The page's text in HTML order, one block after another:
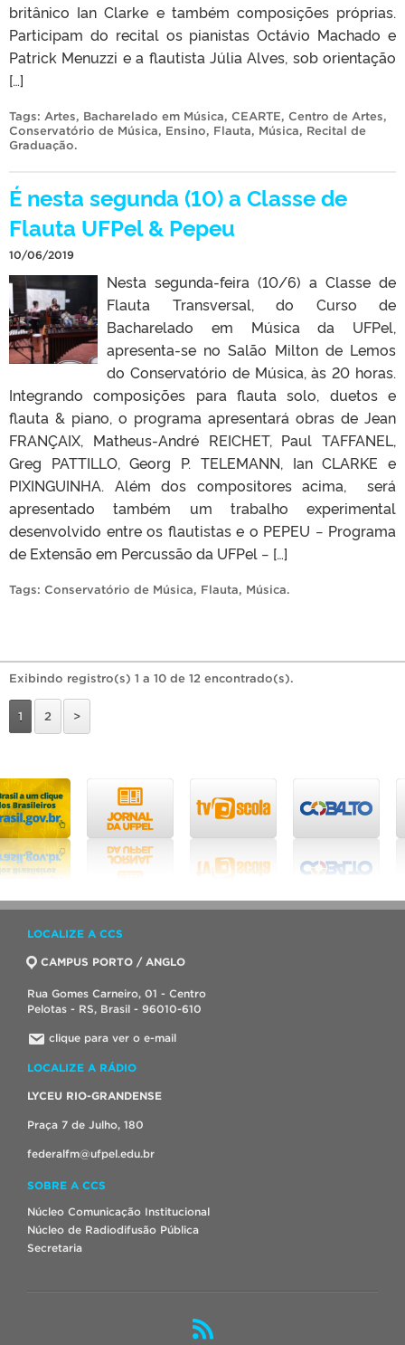
britânico Ian Clarke e também composições próprias.
Participam do recital os pianistas Octávio Machado e
Patrick Menuzzi e a flautista Júlia Alves, sob orientação
[…]
Tags: Artes, Bacharelado em Música, CEARTE, Centro de Artes,
Conservatório de Música, Ensino, Flauta, Música, Recital de
Graduação.
É nesta segunda (10) a Classe de
Flauta UFPel & Pepeu
10/06/2019
Nesta segunda-feira (10/6) a Classe de
Flauta Transversal, do Curso de
Bacharelado em Música da UFPel,
apresenta-se no Salão Milton de Lemos
do Conservatório de Música, às 20 horas.
Integrando composições para flauta solo, duetos e
flauta & piano, o programa apresentará obras de Jean
FRANÇAIX, Matheus-André REICHET, Paul TAFFANEL,
Greg PATTILLO, Georg P. TELEMANN, Ian CLARKE e
PIXINGUINHA. Além dos compositores acima, será
apresentado também um trabalho experimental
desenvolvido entre os flautistas e o PEPEU − Programa
de Extensão em Percussão da UFPel − […]
Tags: Conservatório de Música, Flauta, Música.
Exibindo registro(s) 1 a 10 de 12 encontrado(s).
1 2 >
LOCALIZE A CCS
CAMPUS PORTO / ANGLO
Rua Gomes Carneiro, 01 - Centro
Pelotas - RS, Brasil - 96010-610
clique para ver o e-mail
LOCALIZE A RÁDIO
LYCEU RIO-GRANDENSE
Praça 7 de Julho, 180
federalfm@ufpel.edu.br
SOBRE A CCS
Núcleo Comunicação Institucional
Núcleo de Radiodifusão Pública
Secretaria